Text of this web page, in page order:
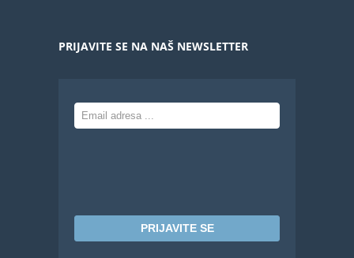
PRIJAVITE SE NA NAŠ NEWSLETTER
PRIJAVITE SE